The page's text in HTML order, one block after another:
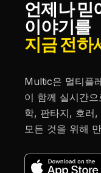
언제나 믿
이야기를
지금 전하
Multic은 멀티플
이 함께 실시간
학, 판타지, 호러
모든 것을 위해